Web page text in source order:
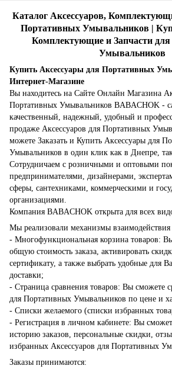
Каталог Аксессуаров,
Портативных Умывальников |
Комплектующие и Запчасти
Умывальников
Купить Аксессуары для Портативных
Интернет-Магазине
Вы находитесь на Сайте Онлайн Магазина
Портативных Умывальников BABACHOK -
качественный, надежный, удобный и
продаже Аксессуаров для Портативных
можете Заказать и Купить Аксессуары для
Умывальников в один клик как в Днепре,
Сотрудничаем с розничными и оптовыми
предпринимателями, дизайнерами,
сферы, сантехниками, коммерческими и
организациями.
Компания BABACHOK открыта для всех
Мы реализовали механизмы взаимодействия
- Многофункциональная корзина товаров:
общую стоимость заказа, активировать
сертификату, а также выбрать удобные для
доставки;
- Страница сравнения товаров: Вы сможете
для Портативных Умывальников по цене и
- Списки желаемого (списки избранных
- Регистрация в личном кабинете: Вы
историю заказов, персональные скидки,
избранных Аксессуаров для Портативных
Заказы принимаются: